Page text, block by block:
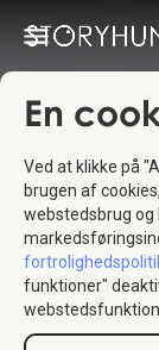
En
Ved at klikke på
brugen af
webstedsbrug
funktioner"